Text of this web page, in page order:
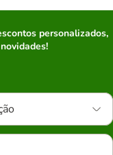
personalizados,